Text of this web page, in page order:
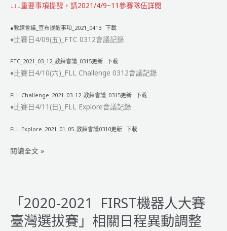
↓↓↓重要事項提醒，請2021/4/9~11參賽隊伍詳閱
●教練會議_宣布提醒事項_2021_0413 下載
♦比賽日4/09(五)_FTC 0312會議記錄
FTC_2021_03_12_教練會議_0315更新 下載
♦比賽日4/10(六)_FLL Challenge 0312會議記錄
FLL-Challenge_2021_03_12_教練會議_0315更新 下載
♦比賽日4/11(日)_FLL Explore會議記錄
FLL-Explore_2021_01_05_教練會議0310更新 下載
2020-
FIRST
台
閱讀全文 »
「2020-2021 FIRST機器人大賽
臺灣選拔賽」相關日程異動調整